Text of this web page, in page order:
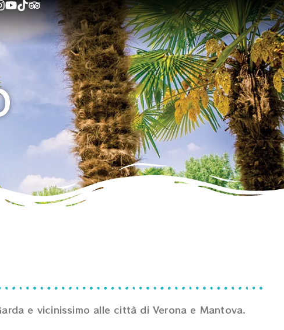
e vicinissimo alle città di Verona e Mantova.